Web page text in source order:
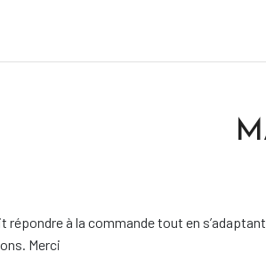
à la commande tout en
Merci